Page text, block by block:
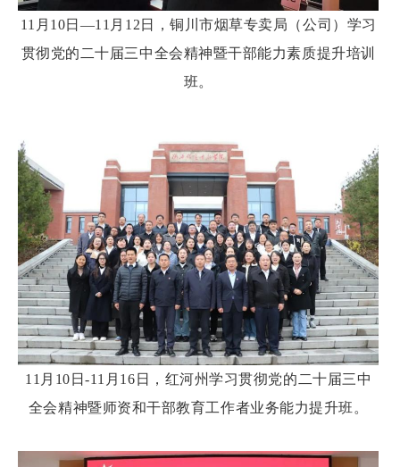
11月10日—11月12日，铜川市烟草专卖局（公司）学习
贯彻党的二十届三中全会精神暨干部能力素质提升培训
班。
11月10日-11月16日，红河州学习贯彻党的二十届三中
全会精神暨师资和干部教育工作者业务能力提升班。